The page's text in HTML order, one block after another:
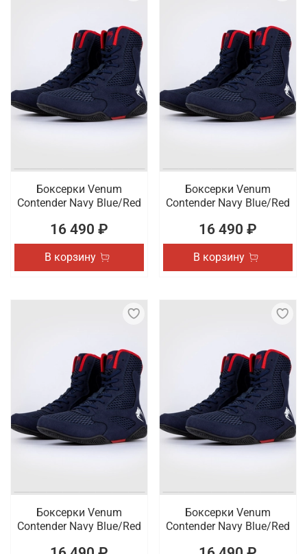
Боксерки Venum
Contender Navy Blue/Red
16 490 ₽
В корзину
Боксерки Venum
Contender Navy Blue/Red
16 490 ₽
В корзину
Боксерки Venum
Contender Navy Blue/Red
Боксерки Venum
Contender Navy Blue/Red